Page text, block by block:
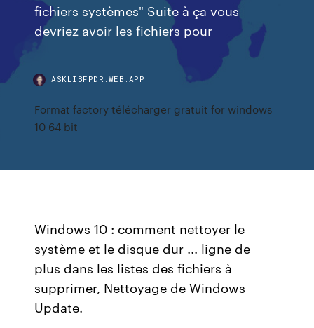
fichiers systèmes" Suite à ça vous
devriez avoir les fichiers pour
ASKLIBFPDR.WEB.APP
Format factory télécharger gratuit for windows
10 64 bit
Windows 10 : comment nettoyer le
système et le disque dur ... ligne de
plus dans les listes des fichiers à
supprimer, Nettoyage de Windows
Update.